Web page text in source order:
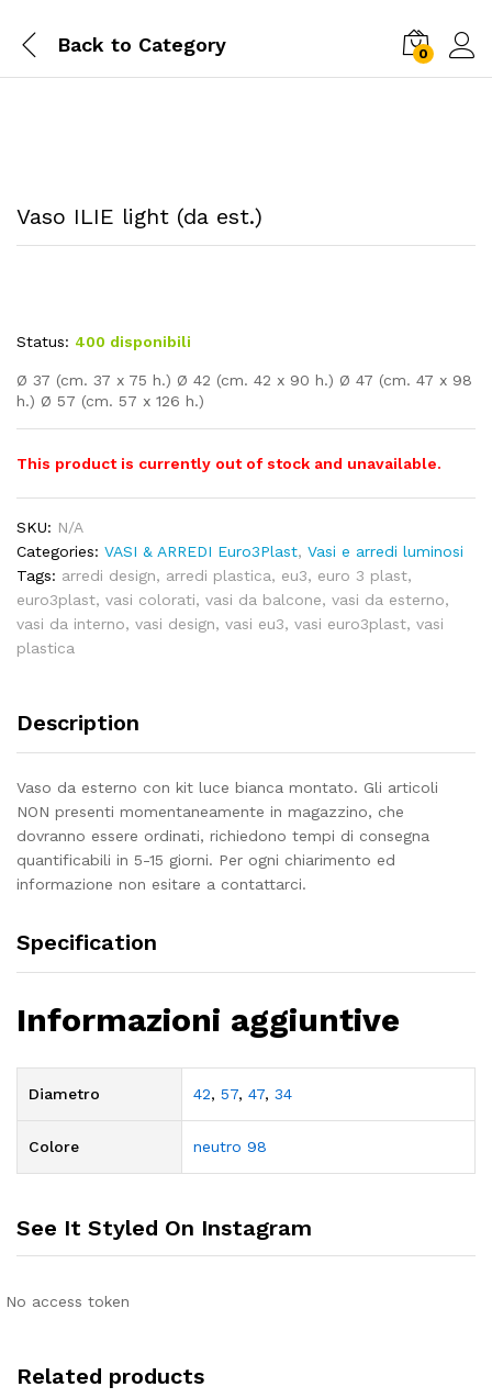
Back to Category 0
Vaso ILIE light (da est.)
Status: 400 disponibili
Ø 37 (cm. 37 x 75 h.) Ø 42 (cm. 42 x 90 h.) Ø 47 (cm. 47 x 98
h.) Ø 57 (cm. 57 x 126 h.)
This product is currently out of stock and unavailable.
SKU: N/A
Categories: VASI & ARREDI Euro3Plast, Vasi e arredi luminosi
Tags: arredi design, arredi plastica, eu3, euro 3 plast,
euro3plast, vasi colorati, vasi da balcone, vasi da esterno,
vasi da interno, vasi design, vasi eu3, vasi euro3plast, vasi
plastica
Description
Vaso da esterno con kit luce bianca montato. Gli articoli
NON presenti momentaneamente in magazzino, che
dovranno essere ordinati, richiedono tempi di consegna
quantificabili in 5-15 giorni. Per ogni chiarimento ed
informazione non esitare a contattarci.
Specification
Informazioni aggiuntive
Diametro 42, 57, 47, 34
Colore neutro 98
See It Styled On Instagram
No access token
Related products